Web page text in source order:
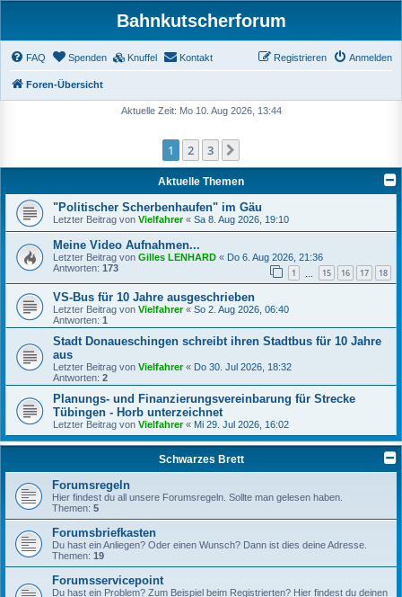
Bahnkutscherforum
FAQ Spenden Knuffel Kontakt Anmelden
Registrieren
Foren-Übersicht
Aktuelle Zeit: Mo 10. Aug 2026, 13:44
1 2 3
Aktuelle Themen
"Politischer Scherbenhaufen" im Gäu
Letzter Beitrag von Vielfahrer« Sa 8. Aug 2026, 19:10
Meine Video Aufnahmen...
Letzter Beitrag von Gilles LENHARD « Do 6. Aug 2026, 21:36
Antworten: 173 1 15 16 17 18
VS-Bus für 10 Jahre ausgeschrieben
Letzter Beitrag von Vielfahrer« So 2. Aug 2026, 06:40
Antworten: 1
Stadt Donaueschingen schreibt ihren Stadtbus für 10 Jahre
aus
Letzter Beitrag von Vielfahrer« Do 30. Jul 2026, 18:32
Antworten: 2
Planungs- und Finanzierungsvereinbarung für Strecke
Tübingen - Horb unterzeichnet
Letzter Beitrag von Vielfahrer« Mi 29. Jul 2026, 16:02
Schwarzes Brett
Forumsregeln
Hier findest du all unsere Forumsregeln. Sollte man gelesen haben.
Themen: 5
Forumsbriefkasten
Du hast ein Anliegen? Oder einen Wunsch? Dann ist dies deine Adresse.
Themen: 19
Forumsservicepoint
Du hast ein Problem? Zum Beispiel beim Registrierten? Hier findest du deinen